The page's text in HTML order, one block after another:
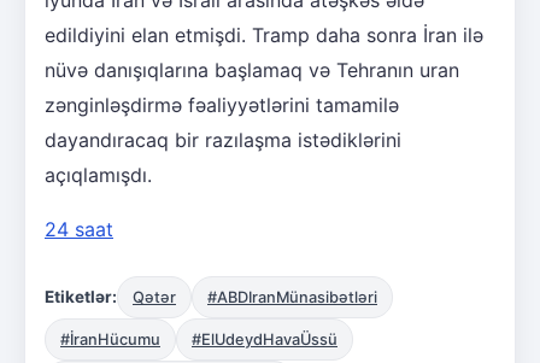
edildiyini elan etmişdi. Tramp daha sonra İran ilə
nüvə danışıqlarına başlamaq və Tehranın uran
zənginləşdirmə fəaliyyətlərini tamamilə
dayandıracaq bir razılaşma istədiklərini
açıqlamışdı.
24 saat
Etiketlər: Qətər #ABDIranMünasibətləri
#İranHücumu #ElUdeydHavaÜssü